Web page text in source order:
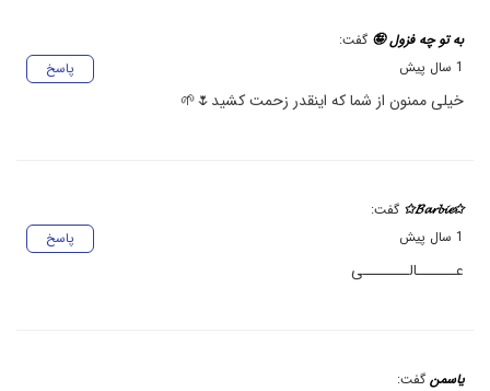
به تو چه فزول 🤪 گفت:
پاسخ
1 سال پیش
خیلی ممنون از شما که اینقدر زحمت کشید🌷🌱
✩𝓑𝓪𝓻𝓫𝓲𝓮✩
گفت:
پاسخ
1 سال پیش
عــــــالـــــــی
یاسمن گفت: